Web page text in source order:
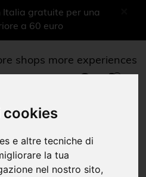
cookies
e altre tecniche di
la tua
nel nostro sito,
Italia gratuite per una
a 60 euro
shops more experiences